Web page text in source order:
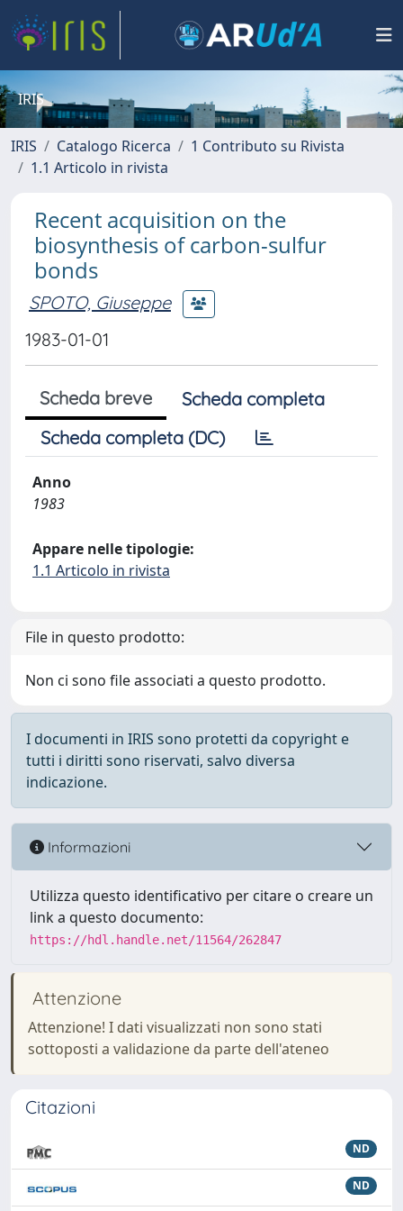
IRIS
IRIS Catalogo Ricerca
1 Contributo su Rivista
1.1 Articolo in rivista
Recent acquisition on the
biosynthesis of carbon-sulfur
bonds
SPOTO, Giuseppe
1983-01-01
Scheda breve
Scheda completa
Scheda completa (DC)
Anno
1983
Appare nelle tipologie:
1.1 Articolo in rivista
File in questo prodotto:
Non ci sono file associati a questo prodotto.
I documenti in IRIS sono protetti da copyright e
tutti i diritti sono riservati, salvo diversa
indicazione.
Informazioni
Utilizza questo identificativo per citare o creare un
link a questo documento:
https://hdl.handle.net/11564/262847
Attenzione
Attenzione! I dati visualizzati non sono stati
sottoposti a validazione da parte dell'ateneo
Citazioni
ND
ND